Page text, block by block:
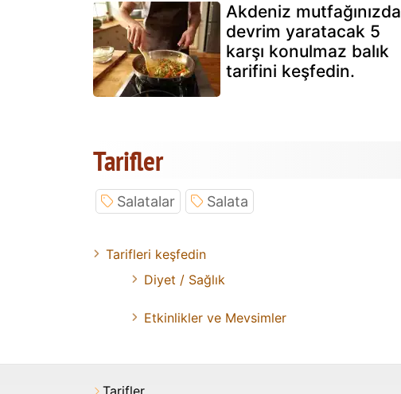
Akdeniz mutfağınızda
devrim yaratacak 5
karşı konulmaz balık
tarifini keşfedin.
Tarifler
Salatalar Salata
Tarifleri keşfedin
Diyet / Sağlık
Etkinlikler ve Mevsimler
Tarifler